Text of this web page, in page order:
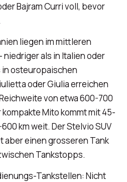
Bajram Curri voll, bevor
liegen im mittleren
als in Italien oder
in osteuropaischen
oder Giulia erreichen
von etwa 600-700
kompakte Mito kommt mit 45-
km weit. Der Stelvio SUV
aber einen grosseren Tank
Tankstopps.
Tankstellen: Nicht